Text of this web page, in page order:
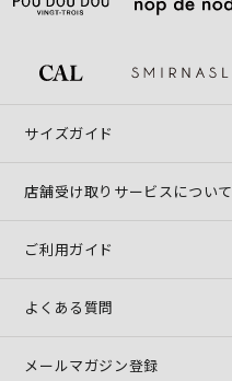
サイズガイド
店舗受け取りサービスについて
ご利用ガイド
よくある質問
メールマガジン登録